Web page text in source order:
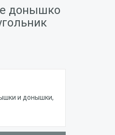
донышко
и донышки